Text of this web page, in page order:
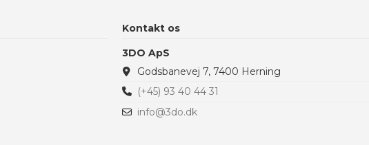
Kontakt os
3DO ApS
Godsbanevej 7, 7400 Herning
(+45) 93 40 44 31
info@3do.dk